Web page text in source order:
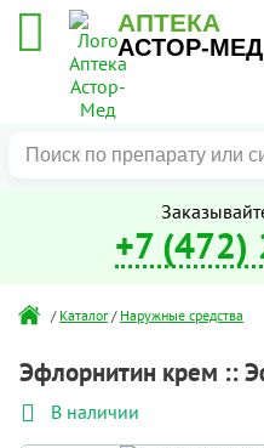
АПТЕКА
АСТОР-МЕД
+7 (472)
/ Каталог / Наружные средства
Эфлорнитин крем ::
В наличии